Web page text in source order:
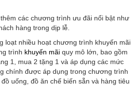
các chương trình ưu đãi nổi bật như
hàng trong dịp lễ.
loạt nhiều hoạt chương trình khuyến mãi
trình khuyến mãi quy mô lớn, bao gồm
1, mua 2 tặng 1 và áp dụng các mức
chính được áp dụng trong chương trình
uống, đồ ăn chế biến sẵn và hàng tiêu